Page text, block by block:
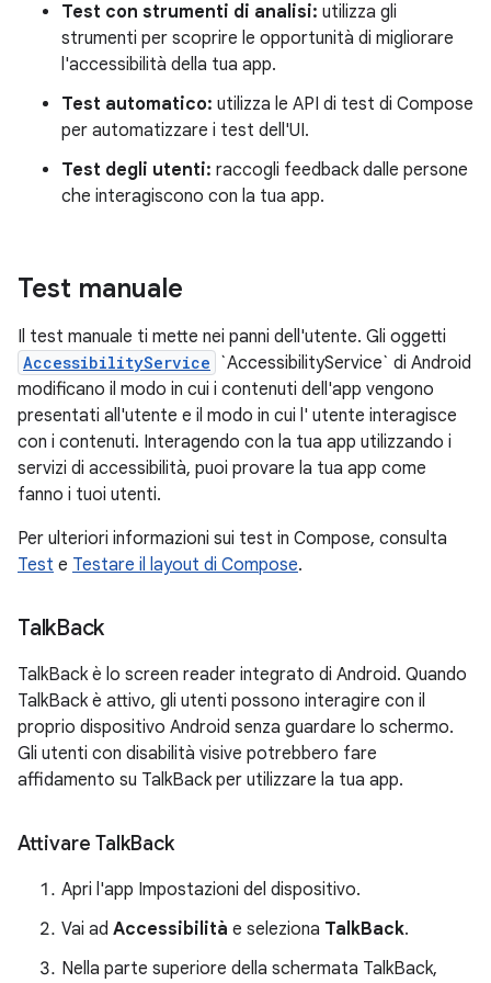
Test con strumenti di analisi: utilizza gli
strumenti per scoprire le opportunità di migliorare
l'accessibilità della tua app.
Test automatico: utilizza le API di test di Compose
per automatizzare i test dell'UI.
Test degli utenti: raccogli feedback dalle persone
che interagiscono con la tua app.
Test manuale
Il test manuale ti mette nei panni dell'utente. Gli oggetti
AccessibilityService `AccessibilityService` di Android
modificano il modo in cui i contenuti dell'app vengono
presentati all'utente e il modo in cui l' utente interagisce
con i contenuti. Interagendo con la tua app utilizzando i
servizi di accessibilità, puoi provare la tua app come
fanno i tuoi utenti.
Per ulteriori informazioni sui test in Compose, consulta
Test e Testare il layout di Compose.
TalkBack
TalkBack è lo screen reader integrato di Android. Quando
TalkBack è attivo, gli utenti possono interagire con il
proprio dispositivo Android senza guardare lo schermo.
Gli utenti con disabilità visive potrebbero fare
affidamento su TalkBack per utilizzare la tua app.
Attivare TalkBack
Apri l'app Impostazioni del dispositivo.
Vai ad Accessibilità e seleziona TalkBack.
Nella parte superiore della schermata TalkBack,